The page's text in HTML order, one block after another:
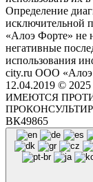
Определение
исключительной
«Алоэ Форте» не
негативные
использования
city.ru ООО «Алоэ
12.04.2019 ©
ИМЕЮТСЯ
ВК49865